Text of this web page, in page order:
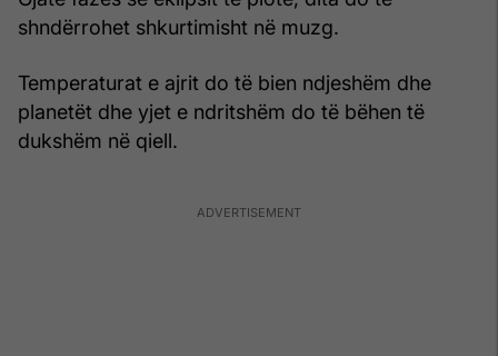
shndërrohet shkurtimisht në muzg.
Temperaturat e ajrit do të bien ndjeshëm dhe
planetët dhe yjet e ndritshëm do të bëhen të
dukshëm në qiell.